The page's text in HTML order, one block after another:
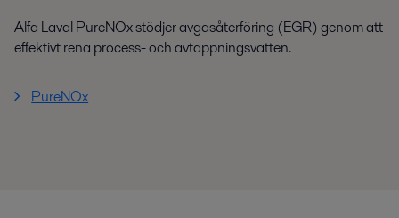
Alfa Laval PureNOx stödjer avgasåterföring (EGR) genom att
effektivt rena process- och avtappningsvatten.
PureNOx